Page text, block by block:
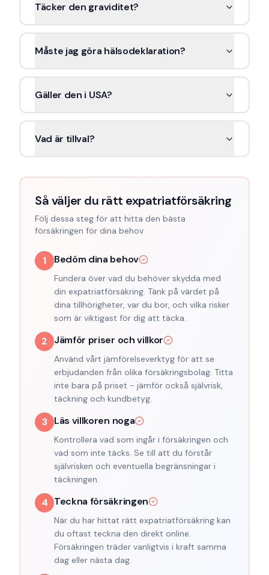
Täcker den graviditet?
Måste jag göra hälsodeklaration?
Gäller den i USA?
Vad är tillval?
Så väljer du rätt expatriatförsäkring
Följ dessa steg för att hitta den bästa
försäkringen för dina behov
1 Bedöm dina behov
Fundera över vad du behöver skydda med
din expatriatförsäkring. Tänk på värdet på
dina tillhörigheter, var du bor, och vilka risker
som är viktigast för dig att täcka.
2 Jämför priser och villkor
Använd vårt jämförelseverktyg för att se
erbjudanden från olika försäkringsbolag. Titta
inte bara på priset - jämför också självrisk,
täckning och kundbetyg.
3 Läs villkoren noga
Kontrollera vad som ingår i försäkringen och
vad som inte täcks. Se till att du förstår
självrisken och eventuella begränsningar i
täckningen.
4 Teckna försäkringen
När du har hittat rätt expatriatförsäkring kan
du oftast teckna den direkt online.
Försäkringen träder vanligtvis i kraft samma
dag eller nästa dag.